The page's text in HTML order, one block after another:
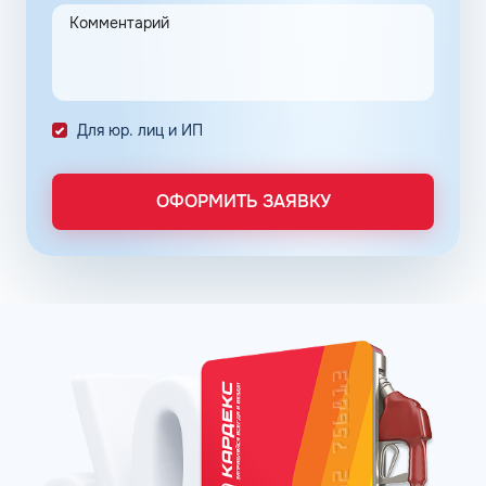
энергоэффективность мотора, снижающих общий
премиальных продуктов на основе неэтилированного
Популярные фирменные линейки бензинов:
ОПТИ – в сети АЗС Газпромнефть;
Пульсар – в сети АЗС Роснефть;
Танеко – в сети АЗС Татнефть.
Преимущества брендовых бензинов доказываются
увеличение пути, которое машина может проехать
после заправки бака, что в итоге обеспечивает
экономию до 12%;
сохранение чистоты форсунок и клапанов до 99%.
Отзывы покупателей говорят о том, что увидеть
Для юр. лиц и ИП
ОФОРМИТЬ ЗАЯВКУ